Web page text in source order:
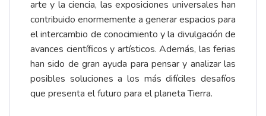
arte y la ciencia, las exposiciones universales han
contribuido enormemente a generar espacios para
el intercambio de conocimiento y la divulgación de
avances científicos y artísticos. Además, las ferias
han sido de gran ayuda para pensar y analizar las
posibles soluciones a los más difíciles desafíos
que presenta el futuro para el planeta Tierra.